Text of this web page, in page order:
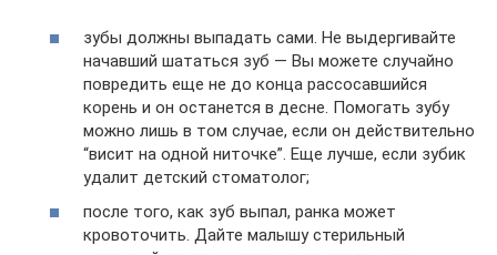
зубы должны выпадать сами. Не выдергивайте
начавший шататься зуб — Вы можете случайно
повредить еще не до конца рассосавшийся
корень и он останется в десне. Помогать зубу
можно лишь в том случае, если он действительно
“висит на одной ниточке”. Еще лучше, если зубик
удалит детский стоматолог;
после того, как зуб выпал, ранка может
кровоточить. Дайте малышу стерильный